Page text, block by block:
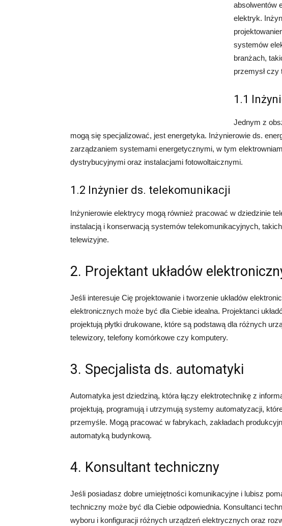
absolwentów
elektryk.
systemów
branżach,
przemysł czy
1.1
Jednym z
mogą się specjalizować, jest energetyka. Inżynierowie ds.
zarządzaniem systemami energetycznymi, w tym
dystrybucyjnymi oraz instalacjami fotowoltaicznymi.
1.2 Inżynier ds. telekomunikacji
Inżynierowie elektrycy mogą również pracować w dziedzinie
instalacją i konserwacją systemów telekomunikacyjnych,
telewizyjne.
2. Projektant układów
Jeśli interesuje Cię projektowanie i tworzenie układów
elektronicznych może być dla Ciebie idealna. Projektanci
projektują płytki drukowane, które są podstawą dla różnych
telewizory, telefony komórkowe czy komputery.
3. Specjalista ds. automatyki
Automatyka jest dziedziną, która łączy elektrotechnikę z
projektują, programują i utrzymują systemy automatyzacji,
przemyśle. Mogą pracować w fabrykach, zakładach
automatyką budynkową.
4. Konsultant techniczny
Jeśli posiadasz dobre umiejętności komunikacyjne i lubisz
techniczny może być dla Ciebie odpowiednia. Konsultanci
wyboru i konfiguracji różnych urządzeń elektrycznych oraz